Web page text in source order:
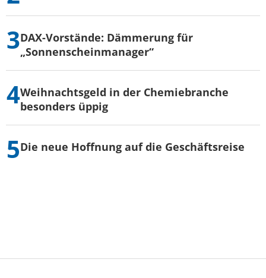
DAX-Vorstände: Dämmerung für
„Sonnenscheinmanager“
Weihnachtsgeld in der Chemiebranche
besonders üppig
Die neue Hoffnung auf die Geschäftsreise